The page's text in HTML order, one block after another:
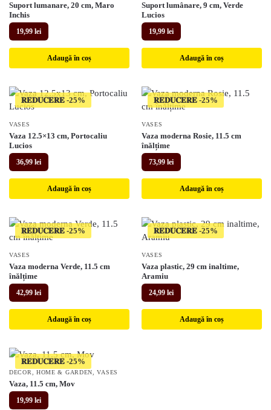
Suport lumanare, 20 cm, Maro
Inchis
19,99 lei
Adaugă în coș
Suport lumânare, 9 cm, Verde
Lucios
19,99 lei
Adaugă în coș
𝐑𝐄𝐃𝐔𝐂𝐄𝐑𝐄
VASES
Vaza 12.5×13 cm, Portocaliu
Lucios
36,99 lei
Adaugă în coș
𝐑𝐄𝐃𝐔𝐂𝐄𝐑𝐄
VASES
Vaza moderna Rosie, 11.5 cm
înălțime
73,99 lei
Adaugă în coș
𝐑𝐄𝐃𝐔𝐂𝐄𝐑𝐄
VASES
Vaza moderna Verde, 11.5 cm
înălțime
42,99 lei
Adaugă în coș
𝐑𝐄𝐃𝐔𝐂𝐄𝐑𝐄
VASES
Vaza plastic, 29 cm inaltime,
Aramiu
24,99 lei
Adaugă în coș
𝐑𝐄𝐃𝐔𝐂𝐄𝐑𝐄
DECOR HOME & GARDEN ,VASES
Vaza, 11.5 cm, Mov
19,99 lei